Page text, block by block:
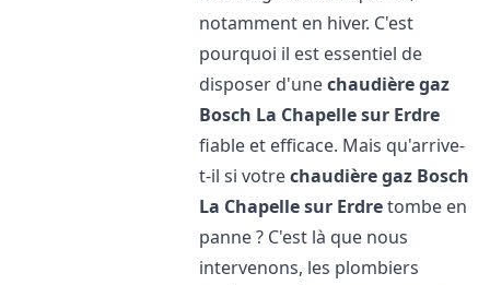
notamment en hiver. C'est
pourquoi il est essentiel de
disposer d'unechaudière gaz
Bosch La Chapelle sur Erdre
fiable et efficace. Mais qu'arrive-
t-il si votrechaudière gaz Bosch
La Chapelle sur Erdretombe en
panne ? C'est là que nous
intervenons, les plombiers